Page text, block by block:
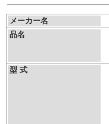
メーカー名
品名
型 式